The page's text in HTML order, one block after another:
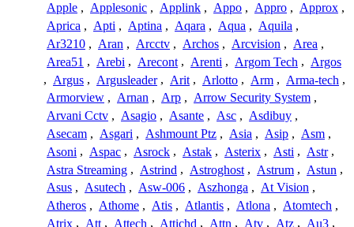
Apple , Applesonic , Applink , Appo , Appro , Approx ,
Aprica , Apti , Aptina , Aqara , Aqua , Aquila ,
Ar3210 , Aran , Arcctv , Archos , Arcvision , Area ,
Area51 , Arebi , Arecont , Arenti , Argom Tech , Argos
, Argus , Argusleader , Arit , Arlotto , Arm , Arma-tech ,
Armorview , Arnan , Arp , Arrow Security System ,
Arvani Cctv , Asagio , Asante , Asc , Asdibuy ,
Asecam , Asgari , Ashmount Ptz , Asia , Asip , Asm ,
Asoni , Aspac , Asrock , Astak , Asterix , Asti , Astr ,
Astra Streaming , Astrind , Astroghost , Astrum , Astun ,
Asus , Asutech , Asw-006 , Aszhonga , At Vision ,
Atheros , Athome , Atis , Atlantis , Atlona , Atomtech ,
Atrix , Att , Attech , Attichd , Attn , Atv , Atz , Au3 ,